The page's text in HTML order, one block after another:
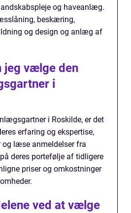
og haveanlæg.
beskæring,
og design og anlæg af
jeg vælge den
i
i Roskilde, er det
erfaring og ekspertise,
og læse anmeldelser fra
deres portefølje af tidligere
priser og omkostninger
ved at vælge